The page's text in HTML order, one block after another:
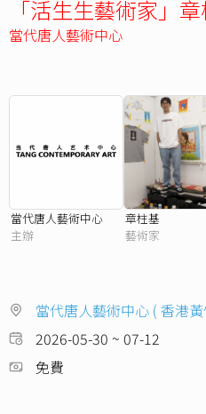
「活生生藝術家」
當代唐人藝術中心
當代唐⼈藝術中⼼
主辦
章柱基
藝術家
當代唐人藝術中心 ( 香港
2026-05-30 ~ 07-12
免費